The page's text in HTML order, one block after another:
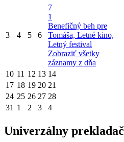
3 4 5 6
7
1
Benefičný beh pre
Tomáša, Letné kino,
Letný festival
Zobraziť všetky
záznamy z dňa
10 11 12 13 14
17 18 19 20 21
24 25 26 27 28
31 1 2 3 4
Univerzálny prekladač